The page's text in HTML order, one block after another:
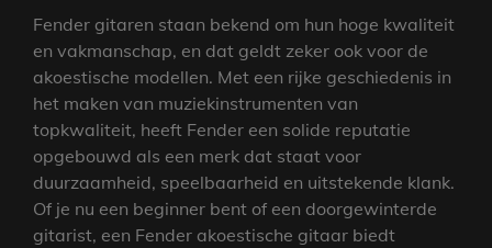
Fender gitaren staan bekend om hun hoge kwaliteit
en vakmanschap, en dat geldt zeker ook voor de
akoestische modellen. Met een rijke geschiedenis in
het maken van muziekinstrumenten van
topkwaliteit, heeft Fender een solide reputatie
opgebouwd als een merk dat staat voor
duurzaamheid, speelbaarheid en uitstekende klank.
Of je nu een beginner bent of een doorgewinterde
gitarist, een Fender akoestische gitaar biedt